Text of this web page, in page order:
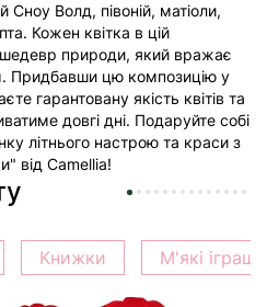
Волд, півоній, матіоли,
Кожен квітка в цій
природи, який вражає
Придбавши цю композицію у
гарантовану якість квітів та
довгі дні. Подаруйте собі
літнього настрою та краси з
від Camellia!
Книжки М'які